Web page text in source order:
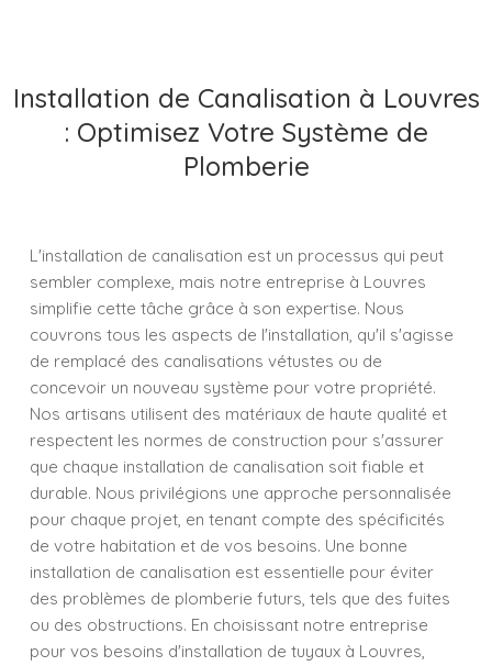
Installation de Canalisation à Louvres
: Optimisez Votre Système de
Plomberie
L'installation de canalisation est un processus qui peut
sembler complexe, mais notre entreprise à Louvres
simplifie cette tâche grâce à son expertise. Nous
couvrons tous les aspects de l'installation, qu'il s'agisse
de remplacé des canalisations vétustes ou de
concevoir un nouveau système pour votre propriété.
Nos artisans utilisent des matériaux de haute qualité et
respectent les normes de construction pour s'assurer
que chaque installation de canalisation soit fiable et
durable. Nous privilégions une approche personnalisée
pour chaque projet, en tenant compte des spécificités
de votre habitation et de vos besoins. Une bonne
installation de canalisation est essentielle pour éviter
des problèmes de plomberie futurs, tels que des fuites
ou des obstructions. En choisissant notre entreprise
pour vos besoins d'installation de tuyaux à Louvres,